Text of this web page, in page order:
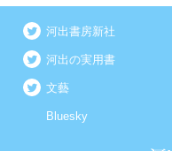
河出書房新社
河出の実用書
文藝
Bluesky